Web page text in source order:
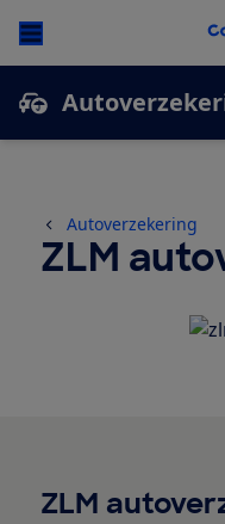
Autoverzekering
ZLM
ZLM